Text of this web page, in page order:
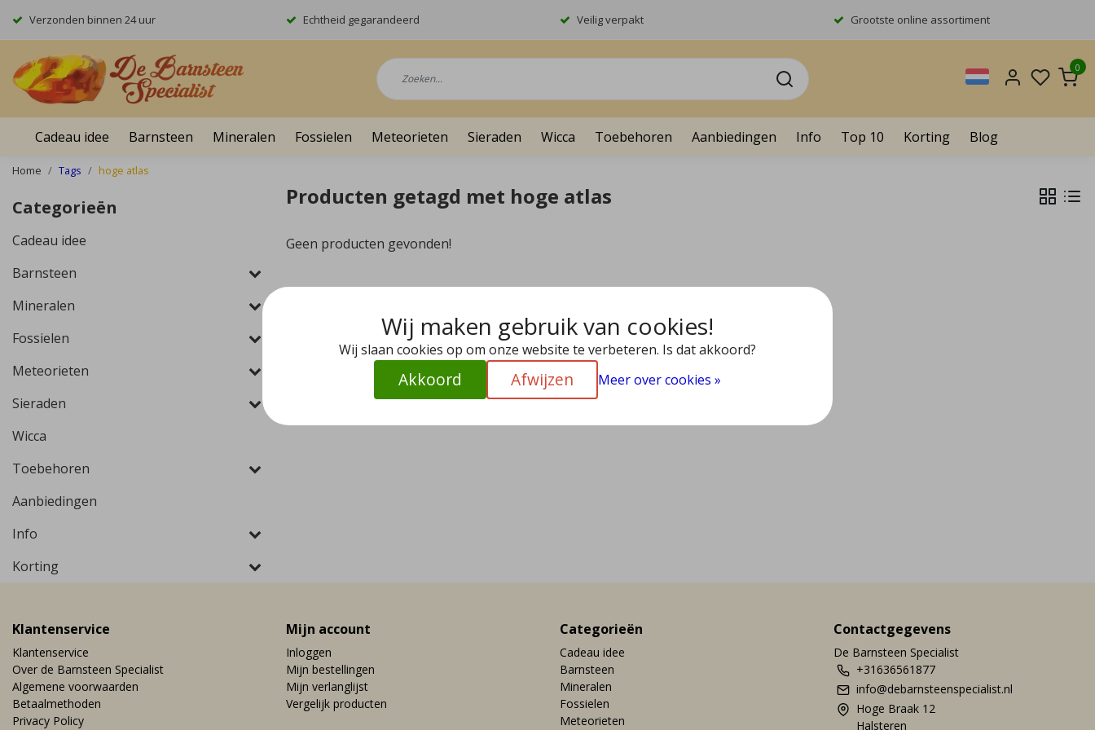
Verzonden binnen 24 uur Echtheid gegarandeerd Veilig verpakt Grootste online assortiment
0
Cadeau idee Barnsteen Mineralen Fossielen Meteorieten Sieraden Wicca Toebehoren Aanbiedingen Info Top 10 Korting Blog
Home Tags hoge atlas
Categorieën
Cadeau idee
Barnsteen
Mineralen
Fossielen
Meteorieten
Sieraden
Wicca
Toebehoren
Aanbiedingen
Info
Korting
Producten getagd met hoge atlas
Geen producten gevonden!
Klantenservice
Klantenservice
Over de Barnsteen Specialist
Algemene voorwaarden
Betaalmethoden
Privacy Policy
Mijn account
Inloggen
Mijn bestellingen
Mijn verlanglijst
Vergelijk producten
Categorieën
Cadeau idee
Barnsteen
Mineralen
Fossielen
Meteorieten
Contactgegevens
De Barnsteen Specialist
+31636561877
info@debarnsteenspecialist.nl
Hoge Braak 12
Halsteren
Wij maken gebruik van cookies!
Wij slaan cookies op om onze website te verbeteren. Is dat akkoord?
Akkoord Afwijzen Meer over cookies »